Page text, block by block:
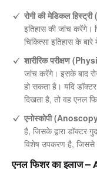
रोगी की मेडिकल
इतिहास की जांच करेंगे।
चिकित्सा इतिहास के
शारीरिक परीक्षण
जांच करेंगे। इसके बाद
हो सकता है। यदि
दिखता है, तो वह एनल
एनोस्कोपी
है, जिसके द्वारा डॉक्टर
विशेष उपकरण है,
एनल फिशर का इलाज